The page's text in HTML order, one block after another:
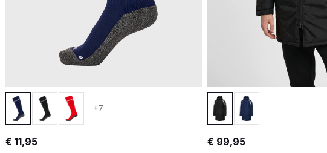
+7
€ 11,95 € 99,95